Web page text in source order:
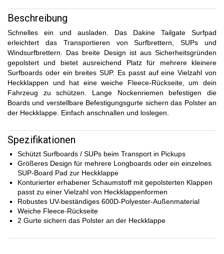
Beschreibung
Schnelles ein und ausladen. Das Dakine Tailgate Surfpad
erleichtert das Transportieren von Surfbrettern, SUPs und
Windsurfbrettern. Das breite Design ist aus Sicherheitsgründen
gepolstert und bietet ausreichend Platz für mehrere kleinere
Surfboards oder ein breites SUP. Es passt auf eine Vielzahl von
Heckklappen und hat eine weiche Fleece-Rückseite, um dein
Fahrzeug zu schützen. Lange Nockenriemen befestigen die
Boards und verstellbare Befestigungsgurte sichern das Polster an
der Heckklappe. Einfach anschnallen und loslegen.
Spezifikationen
Schützt Surfboards / SUPs beim Transport in Pickups
Größeres Design für mehrere Longboards oder ein einzelnes
SUP-Board Pad zur Heckklappe
Konturierter erhabener Schaumstoff mit gepolsterten Klappen
passt zu einer Vielzahl von Heckklappenformen
Robustes UV-beständiges 600D-Polyester-Außenmaterial
Weiche Fleece-Rückseite
2 Gurte sichern das Polster an der Heckklappe